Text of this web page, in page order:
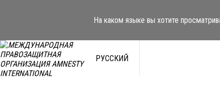
На каком языке вы хотите
РУССКИЙ